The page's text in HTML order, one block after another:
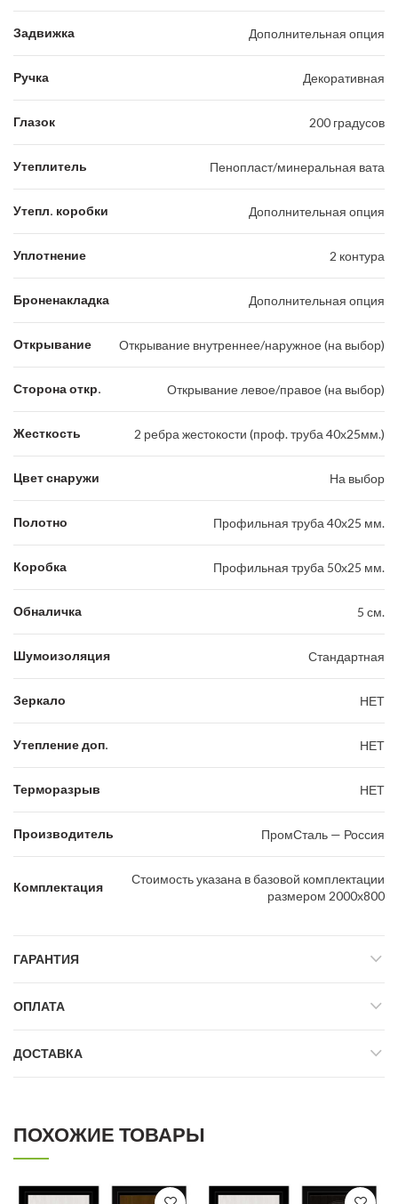
Задвижка Дополнительная опция
Ручка Декоративная
Глазок 200 градусов
Утеплитель Пенопласт/минеральная вата
Утепл. коробки Дополнительная опция
Уплотнение 2 контура
Броненакладка Дополнительная опция
Открывание Открывание внутреннее/наружное (на выбор)
Сторона откр. Открывание левое/правое (на выбор)
Жесткость 2 ребра жестокости (проф. труба 40х25мм.)
Цвет снаружи На выбор
Полотно Профильная труба 40х25 мм.
Коробка Профильная труба 50х25 мм.
Обналичка 5 см.
Шумоизоляция Стандартная
Зеркало НЕТ
Утепление доп. НЕТ
Терморазрыв НЕТ
Производитель ПромСталь — Россия
Комплектация
Стоимость указана в базовой комплектации
размером 2000х800
ГАРАНТИЯ
ОПЛАТА
ДОСТАВКА
ПОХОЖИЕ ТОВАРЫ